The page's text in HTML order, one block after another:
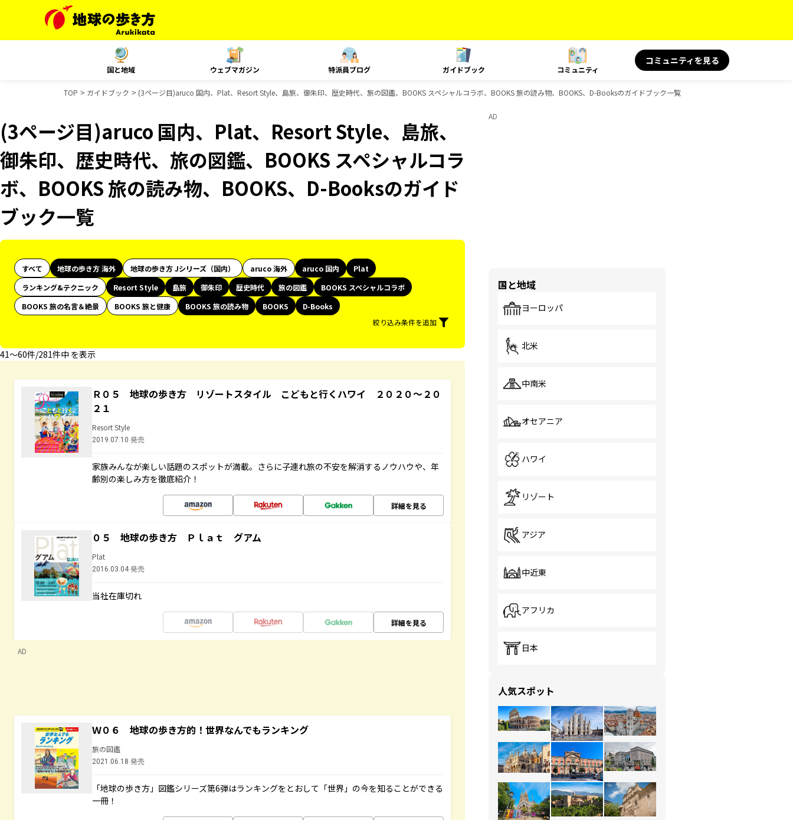
国と地域 ウェブマガジン 特派員ブログ ガイドブック コミュニティ
コミュニティを見る
TOP ガイドブック (3ページ目)aruco 国内、Plat、Resort Style、島旅、御朱印、歴史時代、旅の図鑑、BOOKS スペシャルコラボ、BOOKS 旅の読み物、BOOKS、D-Booksのガイドブック一覧
(3ページ目)aruco 国内、Plat、Resort Style、島旅、
御朱印、歴史時代、旅の図鑑、BOOKS スペシャルコラ
ボ、BOOKS 旅の読み物、BOOKS、D-Booksのガイド
ブック一覧
すべて 地球の歩き方 海外 地球の歩き方 Jシリーズ（国内） aruco 海外 aruco 国内
Plat
ランキング&テクニック
Resort Style 島旅 御朱印 歴史時代 旅の図鑑
BOOKS スペシャルコラボ
BOOKS 旅の名言＆絶景
BOOKS 旅と健康 BOOKS 旅の読み物 BOOKS
D-Books
絞り込み条件を追加
41〜60件/281件中 を表示
Ｒ０５ 地球の歩き方 リゾートスタイル こどもと行くハワイ ２０２０～２０
２１
Resort Style
2019.07.10 発売
家族みんなが楽しい話題のスポットが満載。さらに子連れ旅の不安を解消するノウハウや、年
齢別の楽しみ方を徹底紹介！
詳細を見る
０５ 地球の歩き方 Ｐｌａｔ グアム
Plat
2016.03.04 発売
当社在庫切れ
詳細を見る
AD
Ｗ０６ 地球の歩き方的！世界なんでもランキング
旅の図鑑
2021.06.18 発売
「地球の歩き方」図鑑シリーズ第6弾はランキングをとおして「世界」の今を知ることができる
一冊！
AD
国と地域
ヨーロッパ
北米
中南米
オセアニア
ハワイ
リゾート
アジア
中近東
アフリカ
日本
人気スポット